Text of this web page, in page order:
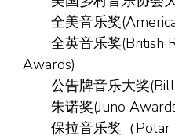
全美音乐奖
全英音乐奖(British
Awards)
公告牌音乐大奖
朱诺奖(Juno
保拉音乐奖（Polar